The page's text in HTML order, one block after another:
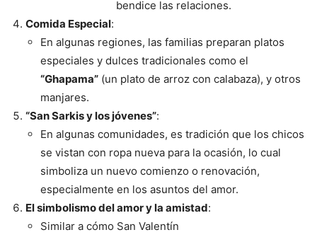
bendice las relaciones.
Comida Especial:
En algunas regiones, las familias preparan platos
especiales y dulces tradicionales como el
“Ghapama” (un plato de arroz con calabaza), y otros
manjares.
“San Sarkis y los jóvenes”:
En algunas comunidades, es tradición que los chicos
se vistan con ropa nueva para la ocasión, lo cual
simboliza un nuevo comienzo o renovación,
especialmente en los asuntos del amor.
El simbolismo del amor y la amistad:
Similar a cómo San Valentín